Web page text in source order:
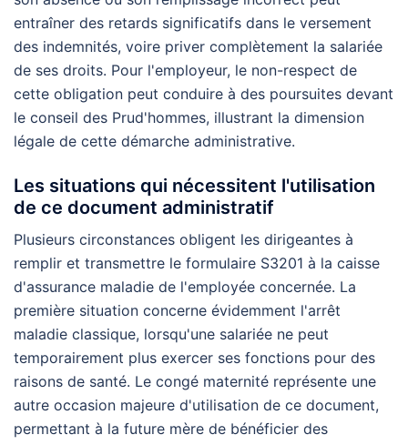
entraîner des retards significatifs dans le versement
des indemnités, voire priver complètement la salariée
de ses droits. Pour l'employeur, le non-respect de
cette obligation peut conduire à des poursuites devant
le conseil des Prud'hommes, illustrant la dimension
légale de cette démarche administrative.
Les situations qui nécessitent l'utilisation
de ce document administratif
Plusieurs circonstances obligent les dirigeantes à
remplir et transmettre le formulaire S3201 à la caisse
d'assurance maladie de l'employée concernée. La
première situation concerne évidemment l'arrêt
maladie classique, lorsqu'une salariée ne peut
temporairement plus exercer ses fonctions pour des
raisons de santé. Le congé maternité représente une
autre occasion majeure d'utilisation de ce document,
permettant à la future mère de bénéficier des